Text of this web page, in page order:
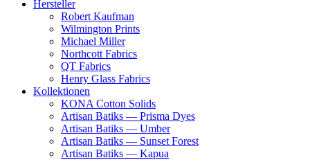
Hersteller
Robert Kaufman
Wilmington Prints
Michael Miller
Northcott Fabrics
QT Fabrics
Henry Glass Fabrics
Kollektionen
KONA Cotton Solids
Artisan Batiks — Prisma Dyes
Artisan Batiks — Umber
Artisan Batiks — Sunset Forest
Artisan Batiks — Kapua